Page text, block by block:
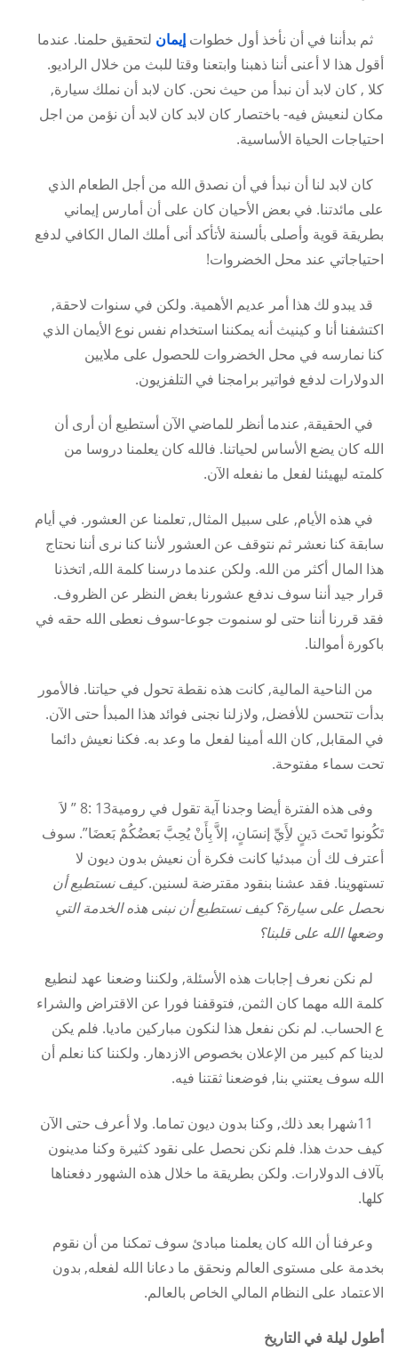
ثم بدأننا في أن نأخذ أول خطوات إيمان لتحقيق حلمنا. عندما
أقول هذا لا أعنى أننا ذهبنا وابتعنا وقتا للبث من خلال الراديو.
كلا , كان لابد أن نبدأ من حيث نحن. كان لابد أن نملك سيارة,
مكان لنعيش فيه- باختصار كان لابد كان لابد أن نؤمن من اجل
احتياجات الحياة الأساسية.
كان لابد لنا أن نبدأ في أن نصدق الله من أجل الطعام الذي
على مائدتنا. في بعض الأحيان كان على أن أمارس إيماني
بطريقة قوية وأصلى بألسنة لأتأكد أنى أملك المال الكافي لدفع
احتياجاتي عند محل الخضروات!
قد يبدو لك هذا أمر عديم الأهمية. ولكن في سنوات لاحقة,
اكتشفنا أنا و كينيث أنه يمكننا استخدام نفس نوع الأيمان الذي
كنا نمارسه في محل الخضروات للحصول على ملايين
الدولارات لدفع فواتير برامجنا في التلفزيون.
في الحقيقة, عندما أنظر للماضي الآن أستطيع أن أرى أن
الله كان يضع الأساس لحياتنا. فالله كان يعلمنا دروسا من
كلمته ليهيئنا لفعل ما نفعله الآن.
في هذه الأيام, على سبيل المثال, تعلمنا عن العشور. في أيام
سابقة كنا نعشر ثم نتوقف عن العشور لأننا كنا نرى أننا نحتاج
هذا المال أكثر من الله. ولكن عندما درسنا كلمة الله, اتخذنا
قرار جيد أننا سوف ندفع عشورنا بغض النظر عن الظروف.
فقد قررنا أننا حتى لو سنموت جوعا-سوف نعطى الله حقه في
باكورة أموالنا.
من الناحية المالية, كانت هذه نقطة تحول في حياتنا. فالأمور
بدأت تتحسن للأفضل, ولازلنا نجنى فوائد هذا المبدأ حتى الآن.
في المقابل, كان الله أمينا لفعل ما وعد به. فكنا نعيش دائما
تحت سماء مفتوحة.
وفى هذه الفترة أيضا وجدنا آية تقول في رومية13 :8 ” لاَ
تَكُونوا تَحتَ دَينٍ لأَِيِّ إنسَانٍ، إلاَّ بِأَنْ يُحِبَّ بَعضُكُمْ بَعضَا”. سوف
أعترف لك أن مبدئيا كانت فكرة أن نعيش بدون ديون لا
تستهوينا. فقد عشنا بنقود مقترضة لسنين.كيف نستطيع أن
نحصل على سيارة؟ كيف نستطيع أن نبنى هذه الخدمة التي
وضعها الله على قلبنا؟
لم نكن نعرف إجابات هذه الأسئلة, ولكننا وضعنا عهد لنطيع
كلمة الله مهما كان الثمن, فتوقفنا فورا عن الاقتراض والشراء
ع الحساب. لم نكن نفعل هذا لنكون مباركين ماديا. فلم يكن
لدينا كم كبير من الإعلان بخصوص الازدهار. ولكننا كنا نعلم أن
الله سوف يعتني بنا, فوضعنا ثقتنا فيه.
11شهرا بعد ذلك, وكنا بدون ديون تماما. ولا أعرف حتى الآن
كيف حدث هذا. فلم نكن نحصل على نقود كثيرة وكنا مدينون
بآلاف الدولارات. ولكن بطريقة ما خلال هذه الشهور دفعناها
كلها.
وعرفنا أن الله كان يعلمنا مبادئ سوف تمكنا من أن نقوم
بخدمة على مستوى العالم ونحقق ما دعانا الله لفعله, بدون
الاعتماد على النظام المالي الخاص بالعالم.
أطول ليلة في التاريخ